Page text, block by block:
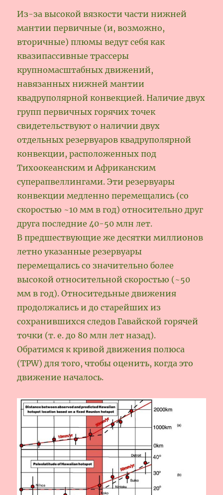
Из-за высокой вязкости части нижней
мантии первичные (и, возможно,
вторичные) плюмы ведут себя как
квазипассивные трассеры
крупномасштабных движений,
навязанных нижней мантии
квадруполярной конвекцией. Наличие двух
групп первичных горячих точек
свидетельствуют о наличии двух
отдельных резервуаров квадруполярной
конвекции, расположенных под
Тихоокеанским и Африканским
суперапвеллингами. Эти резервуары
конвекции медленно перемещались (со
скоростью ~10 мм в год) относительно друг
друга последние 40-50 млн лет.
В предшествующие же десятки миллионов
летно указанные резервуары
перемещались со значительно более
высокой относительной скоростью (~50
мм в год). Относитедьные движения
продолжались и до старейших из
сохранившихся следов Гавайской горячей
точки (т. е. до 80 млн лет назад).
Обратимся к кривой движения полюса
(TPW) для того, чтобы оценить, когда это
движение началось.